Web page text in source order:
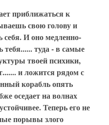
приближаться к
свою голову и
себя. И оно медленно-
тебя...... туда - в самые
твоей психики,
и ложится рядом с
корабль опять
оседает на волнах
Теперь его не
порывы злого